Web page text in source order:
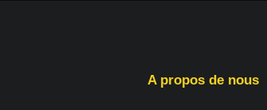
A propos de nous